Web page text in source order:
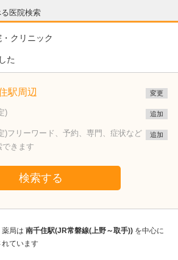
医院検索
クリニック
た
駅周辺 変更
) 追加
)フリーワード、予約、専門、症状など
できます
追加
検索する
局は 南千住駅(JR常磐線(上野～取手)) を中心に
ています